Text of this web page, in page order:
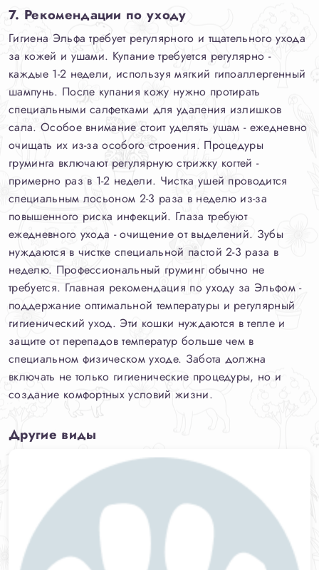
7. Рекомендации по уходу
Гигиена Эльфа требует регулярного и тщательного ухода
за кожей и ушами. Купание требуется регулярно -
каждые 1-2 недели, используя мягкий гипоаллергенный
шампунь. После купания кожу нужно протирать
специальными салфетками для удаления излишков
сала. Особое внимание стоит уделять ушам - ежедневно
очищать их из-за особого строения. Процедуры
груминга включают регулярную стрижку когтей -
примерно раз в 1-2 недели. Чистка ушей проводится
специальным лосьоном 2-3 раза в неделю из-за
повышенного риска инфекций. Глаза требуют
ежедневного ухода - очищение от выделений. Зубы
нуждаются в чистке специальной пастой 2-3 раза в
неделю. Профессиональный груминг обычно не
требуется. Главная рекомендация по уходу за Эльфом -
поддержание оптимальной температуры и регулярный
гигиенический уход. Эти кошки нуждаются в тепле и
защите от перепадов температур больше чем в
специальном физическом уходе. Забота должна
включать не только гигиенические процедуры, но и
создание комфортных условий жизни.
Другие виды